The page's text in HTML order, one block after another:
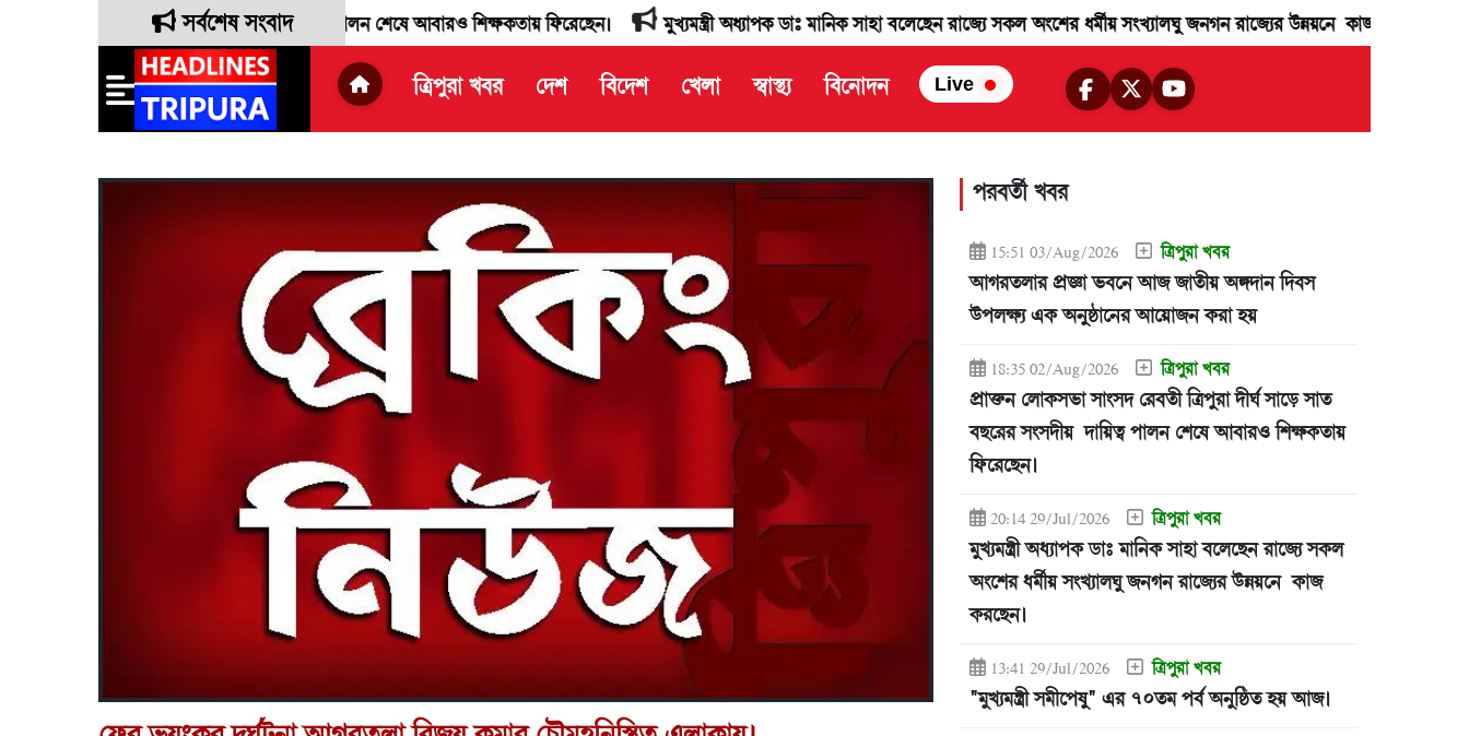
সর্বশেষ সংবাদ
সাড়ে সাত বছরের সংসদীয় দায়িত্ব পালন শেষে আবারও শিক্ষকতায় ফিরেছেন। মুখ্যমন্ত্রী অধ্যাপক ডাঃ মানিক সাহা বলেছেন রাজ্যে সকল অংশের ধর্মীয় সংখ্যালঘু জনগন রাজ্যের উন্নয়নে কাজ করছেন।
ত্রিপুরা খবর দেশ বিদেশ খেলা স্বাস্থ্য বিনোদন Live
পরবর্তী খবর
15:51 03/Aug/2026 ত্রিপুরা খবর
আগরতলার প্রজ্ঞা ভবনে আজ জাতীয় অঙ্গদান দিবস
উপলক্ষ্য এক অনুষ্ঠানের আয়োজন করা হয়
18:35 02/Aug/2026 ত্রিপুরা খবর
প্রাক্তন লোকসভা সাংসদ রেবতী ত্রিপুরা দীর্ঘ সাড়ে সাত
বছরের সংসদীয় দায়িত্ব পালন শেষে আবারও শিক্ষকতায়
ফিরেছেন।
20:14 29/Jul/2026 ত্রিপুরা খবর
মুখ্যমন্ত্রী অধ্যাপক ডাঃ মানিক সাহা বলেছেন রাজ্যে সকল
অংশের ধর্মীয় সংখ্যালঘু জনগন রাজ্যের উন্নয়নে কাজ
করছেন।
13:41 29/Jul/2026 ত্রিপুরা খবর
"মুখ্যমন্ত্রী সমীপেষু" এর ৭০তম পর্ব অনুষ্ঠিত হয় আজ।